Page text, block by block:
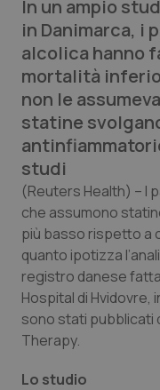
Scienza e Farmaci
Studi e Analisi
Lettere al
Edizioni
QS Pro
Professionisti
Abruzzo
Basilicata
Calabria
QS Pro Gold
Artrite &
Asma & BPCO
QS Club
In un ampio
in Danimarca, i
alcolica hanno
mortalità
non le
statine
studi
(Reuters Health) – I
che assumono
più basso rispetto a
quanto ipotizza
registro danese
Hospital di Hvidovre,
sono stati pubblicati
Therapy.
Lo studio